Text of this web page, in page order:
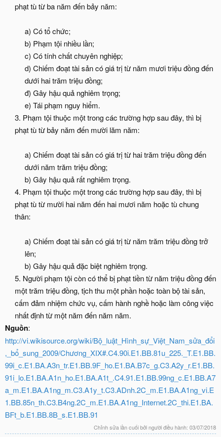
phạt tù từ ba năm đến bảy năm:
a) Có tổ chức;
b) Phạm tội nhiều lần;
c) Có tính chất chuyên nghiệp;
d) Chiếm đoạt tài sản có giá trị từ năm mươi triệu đồng đến
dưới hai trăm triệu đồng;
đ) Gây hậu quả nghiêm trọng;
e) Tái phạm nguy hiểm.​
3. Phạm tội thuộc một trong các trường hợp sau đây, thì bị
phạt tù từ bảy năm đến mười lăm năm:
a) Chiếm đoạt tài sản có giá trị từ hai trăm triệu đồng đến
dưới năm trăm triệu đồng;
b) Gây hậu quả rất nghiêm trọng.​
4. Phạm tội thuộc một trong các trường hợp sau đây, thì bị
phạt tù từ mười hai năm đến hai mươi năm hoặc tù chung
thân:
a) Chiếm đoạt tài sản có giá trị từ năm trăm triệu đồng trở
lên;
b) Gây hậu quả đặc biệt nghiêm trọng.​
5. Người phạm tội còn có thể bị phạt tiền từ năm triệu đồng đến
một trăm triệu đồng, tịch thu một phần hoặc toàn bộ tài sản,
cấm đảm nhiệm chức vụ, cấm hành nghề hoặc làm công việc
nhất định từ một năm đến năm năm.​
Nguồn:
http://vi.wikisource.org/wiki/Bộ_luật_Hình_sự_Việt_Nam_sửa_đổi
,_bổ_sung_2009/Chương_XIX#.C4.90i.E1.BB.81u_225._T.E1.BB.
99i_c.E1.BA.A3n_tr.E1.BB.9F_ho.E1.BA.B7c_g.C3.A2y_r.E1.BB.
91i_lo.E1.BA.A1n_ho.E1.BA.A1t_.C4.91.E1.BB.99ng_c.E1.BB.A7
a_m.E1.BA.A1ng_m.C3.A1y_t.C3.ADnh.2C_m.E1.BA.A1ng_vi.E
1.BB.85n_th.C3.B4ng.2C_m.E1.BA.A1ng_Internet.2C_thi.E1.BA.
BFt_b.E1.BB.8B_s.E1.BB.91
Chỉnh sửa lần cuối bởi người điều hành: 03/07/2018